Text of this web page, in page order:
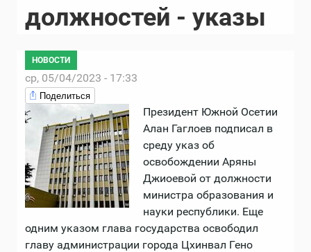
должностей - указы
НОВОСТИ
ср, 05/04/2023 - 17:33
Поделиться
Президент Южной Осетии
Алан Гаглоев подписал в
среду указ об
освобождении Аряны
Джиоевой от должности
министра образования и
науки республики. Еще
одним указом глава государства освободил
главу администрации города Цхинвал Гено